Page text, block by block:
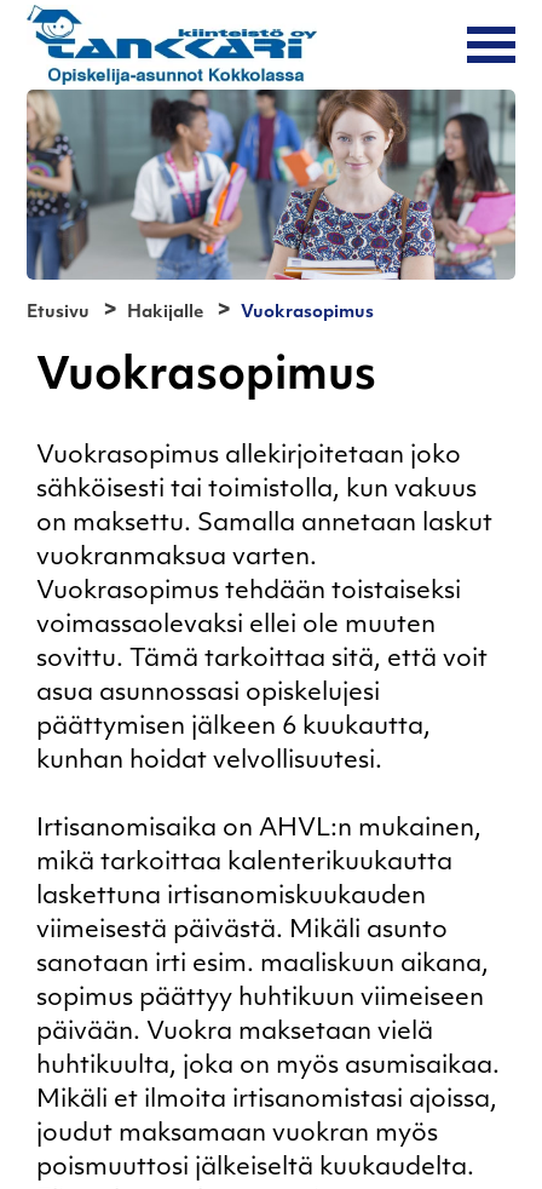
Etusivu Hakijalle Vuokrasopimus
Vuokrasopimus
Vuokrasopimus allekirjoitetaan joko
sähköisesti tai toimistolla, kun vakuus
on maksettu. Samalla annetaan laskut
vuokranmaksua varten.
Vuokrasopimus tehdään toistaiseksi
voimassaolevaksi ellei ole muuten
sovittu. Tämä tarkoittaa sitä, että voit
asua asunnossasi opiskelujesi
päättymisen jälkeen 6 kuukautta,
kunhan hoidat velvollisuutesi.
Irtisanomisaika on AHVL:n mukainen,
mikä tarkoittaa kalenterikuukautta
laskettuna irtisanomiskuukauden
viimeisestä päivästä. Mikäli asunto
sanotaan irti esim. maaliskuun aikana,
sopimus päättyy huhtikuun viimeiseen
päivään. Vuokra maksetaan vielä
huhtikuulta, joka on myös asumisaikaa.
Mikäli et ilmoita irtisanomistasi ajoissa,
joudut maksamaan vuokran myös
poismuuttosi jälkeiseltä kuukaudelta.